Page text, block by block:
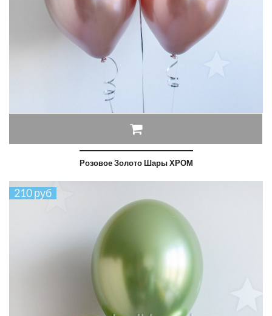
Розовое Золото Шары ХРОМ
210 руб